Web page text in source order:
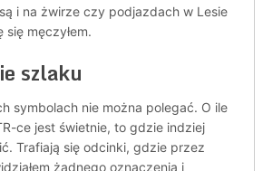
i na żwirze czy podjazdach w Lesie
męczyłem.
szlaku
symbolach nie można polegać. O ile
ce jest świetnie, to gdzie indziej
Trafiają się odcinki, gdzie przez
żadnego oznaczenia i